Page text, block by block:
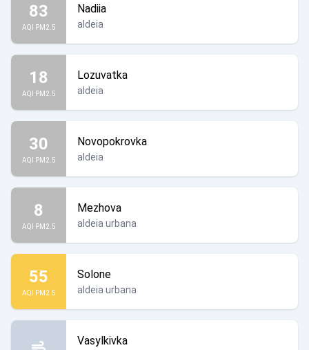
83
AQI PM2.5
Nadiia
aldeia
18
AQI PM2.5
Lozuvatka
aldeia
30
AQI PM2.5
Novopokrovka
aldeia
8
AQI PM2.5
Mezhova
aldeia urbana
55
AQI PM2.5
Solone
aldeia urbana
Vasylkivka